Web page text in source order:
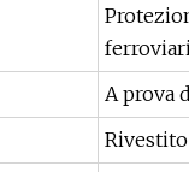
A prova
Rivestito